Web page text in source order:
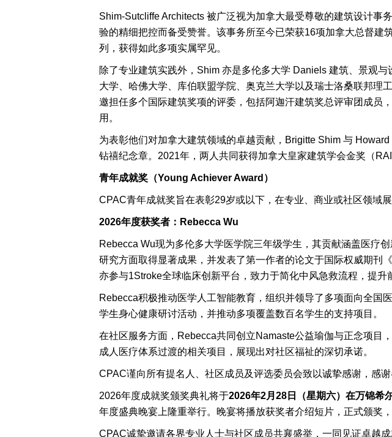
Shim-Sutcliffe Architects 被广泛视为加拿大最受尊敬的建筑设计
验的精细把控而备受赞誉。该事务所至今已荣获16项加拿大总督建
列，获得如此多项实属罕见。
除了专业建筑实践外，Shim 亦是多伦多大学 Daniels 建筑、景观
大学、哈佛大学、库伯联盟学院、奥克兰大学以及瑞士洛桑联邦理
邀担任多个国际建筑奖项的评委，包括阿迦汗建筑奖总评审团成员
用。
为表彰他们对加拿大建筑领域的卓越贡献，Brigitte Shim 与
钻禧纪念章。2021年，两人共同获得加拿大皇家建筑学会金奖（
青年成就奖（Young Achiever Award ）
CPAC青年成就奖旨在表彰29岁或以下，在专业、商业或社区领域
2026年度获奖者：Rebecca Wu
Rebecca Wu现为多伦多大学医学院三年级学生，其贡献涵盖医疗
研究方面取得显著成果，并发表了第一作者的论文于国际权威期刊
亦参与1Stroke全球临床创新平台，致力于简化中风急救流程，提升
Rebecca积极推动医学人工智能教育，组织并领导了多项面向全国
学生身心健康研讨活动，并推动多项覆盖数百名学生的支持项目。
在社区服务方面，Rebecca共同创立Namaste公益瑜伽与正念项目
成人医疗体系过渡的相关项目，展现出对社区福祉的深切承诺。
CPAC谨向所有提名人、社区成员及评选委员会致以诚挚感谢，感
2026年度成就奖颁奖典礼将于2026年2月28 日（星期六）在万锦
年度盛典晚宴上隆重举行。晚宴将播放获奖者介绍短片，正式颁奖
CPAC诚挚邀请各界专业人士与社区成员共襄盛举，一同见证卓越